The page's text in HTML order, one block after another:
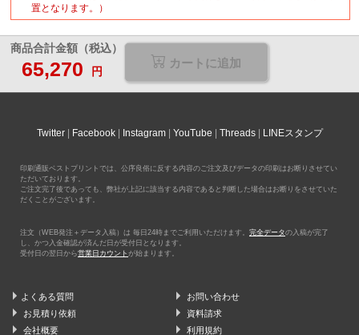
置となります。）
商品合計金額（税込）
65,270 円
カートに追加
Twitter Facebook Instagram YouTube Threads LINEスタンプ
印刷通販ベストプリントでは、公序良俗に反する内容のご注文及びデータの印刷はお断りさせてい
ただいております。
ご注文完了後であっても、弊社が上記に該当する内容であると判断した場合はお断りをさせていた
だくことがございます。
注文（WEB発注＋データ入稿）は 毎日24時までご利用いただけます。 完全データの入稿が完了
し、かつ入金確認が済んだ日が受付日となります。
受付日の翌日から営業日カウント が始まります。
よくある質問
お問い合わせ
お見積り依頼
資料請求
会社概要
利用規約